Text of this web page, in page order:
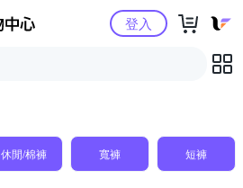
Yahoo購物中心登入
休閒/棉褲 寬褲 短褲